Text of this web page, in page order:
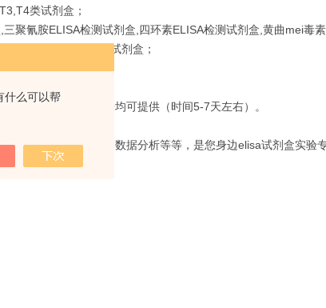
什么可以帮
类试剂盒；
聚氰胺ELISA检测试剂盒,四环素ELISA检测试剂盒,黄曲mei毒素
Ab类试剂盒,HINI试剂盒；
剂盒。
原始数据，分析数据均可提供（时间5-7天左右）。
地方，实验结束后的数据分析等等，是您身边elisa试剂盒实验专